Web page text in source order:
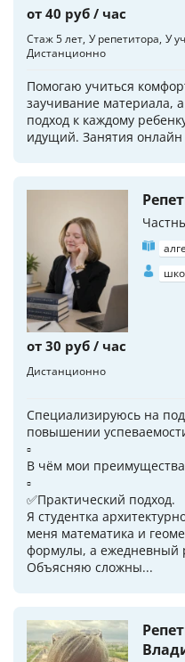
от 40 руб / час
Стаж 5 лет У репетитора У
Дистанционно
Помогаю учиться
заучивание материала,
подход к каждому
идущий. Занятия
от 30 руб / час
Дистанционно
Специализируюсь на
повышении
▫️
В чём мои преимущества
▫️
​✅Практический подход.
Я студентка
меня математика и
формулы, а ежедневный
Объясняю сложны...